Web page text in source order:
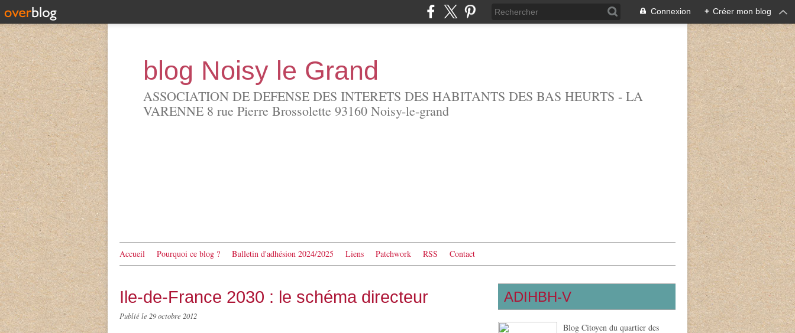
Connexion + Créer mon blog
blog Noisy le Grand
ASSOCIATION DE DEFENSE DES INTERETS DES HABITANTS DES BAS HEURTS - LA
VARENNE 8 rue Pierre Brossolette 93160 Noisy-le-grand
Accueil Pourquoi ce blog ? Bulletin d'adhésion 2024/2025 Liens Patchwork RSS Contact
Ile-de-France 2030 : le schéma directeur
Publié le 29 octobre 2012
ADIHBH-V
Blog Citoyen du quartier des